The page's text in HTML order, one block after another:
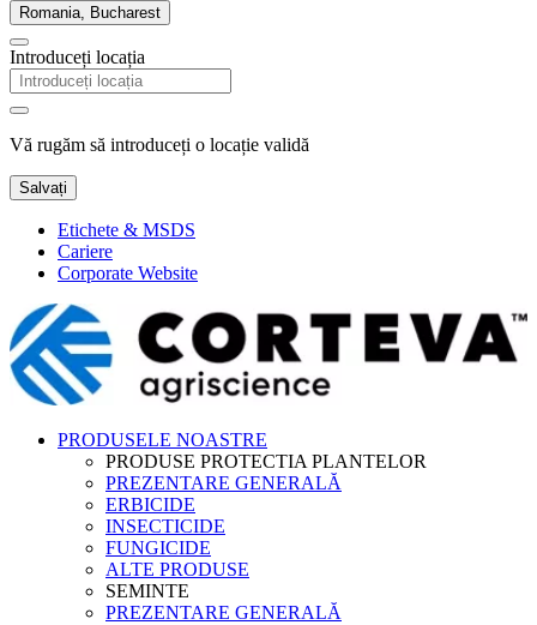
Romania, Bucharest
Introduceți locația
Vă rugăm să introduceți o locație validă
Salvați
Etichete & MSDS
Cariere
Corporate Website
PRODUSELE NOASTRE
PRODUSE PROTECTIA PLANTELOR
PREZENTARE GENERALĂ
ERBICIDE
INSECTICIDE
FUNGICIDE
ALTE PRODUSE
SEMINTE
PREZENTARE GENERALĂ